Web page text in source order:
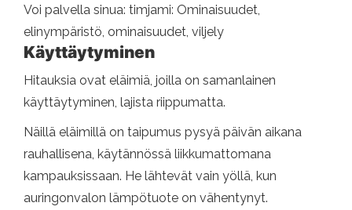
Voi palvella sinua: timjami: Ominaisuudet,
elinympäristö, ominaisuudet, viljely
Käyttäytyminen
Hitauksia ovat eläimiä, joilla on samanlainen
käyttäytyminen, lajista riippumatta.
Näillä eläimillä on taipumus pysyä päivän aikana
rauhallisena, käytännössä liikkumattomana
kampauksissaan. He lähtevät vain yöllä, kun
auringonvalon lämpötuote on vähentynyt.